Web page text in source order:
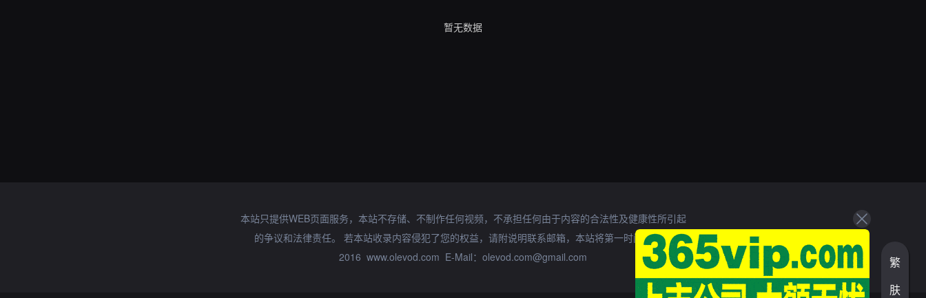
暂无数据
本站只提供WEB页面服务，本站不存储、不制作任何视频，不承担任何由于内容的合法性及健康性所引起
的争议和法律责任。 若本站收录内容侵犯了您的权益，请附说明联系邮箱，本站将第一时间处理。
2016 www.olevod.com E-Mail：olevod.com@gmail.com
繁
肤